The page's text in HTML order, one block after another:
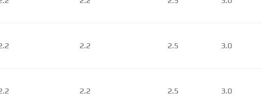
2.2 2.5 3.0
2.2 2.5 3.0